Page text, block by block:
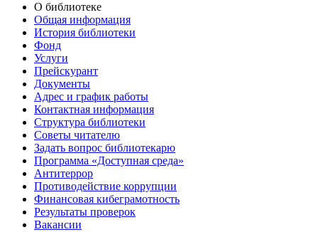
О библиотеке
Общая информация
История библиотеки
Фонд
Услуги
Прейскурант
Документы
Адрес и график работы
Контактная информация
Структура библиотеки
Советы читателю
Задать вопрос библиотекарю
Программа «Доступная среда»
Антитеррор
Противодействие коррупции
Финансовая кибеграмотность
Результаты проверок
Вакансии